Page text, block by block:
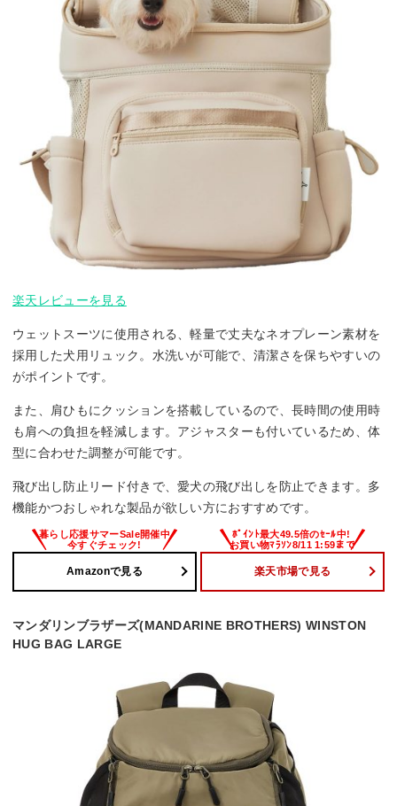
楽天レビューを見る
ウェットスーツに使用される、軽量で丈夫なネオプレーン素材を
採用した犬用リュック。水洗いが可能で、清潔さを保ちやすいの
がポイントです。
また、肩ひもにクッションを搭載しているので、長時間の使用時
も肩への負担を軽減します。アジャスターも付いているため、体
型に合わせた調整が可能です。
飛び出し防止リード付きで、愛犬の飛び出しを防止できます。多
機能かつおしゃれな製品が欲しい方におすすめです。
Amazonで見る 楽天市場で見る
マンダリンブラザーズ(MANDARINE BROTHERS) WINSTON
HUG BAG LARGE